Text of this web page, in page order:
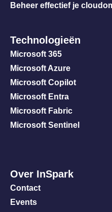
Beheer effectief je
Technologieën
Microsoft 365
Microsoft Azure
Microsoft Copilot
Microsoft Entra
Microsoft Fabric
Microsoft Sentinel
Over InSpark
Contact
Events